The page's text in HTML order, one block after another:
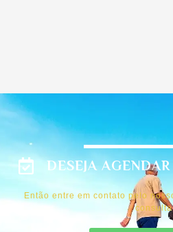
DESEJA
Então entre em contato pelo
consulta